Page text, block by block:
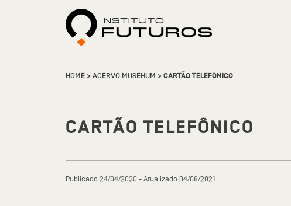
HOME>ACERVO MUSEHUM >CARTÃO TELEFÔNICO
CARTÃO TELEFÔNICO
Publicado 24/04/2020 - Atualizado 04/08/2021